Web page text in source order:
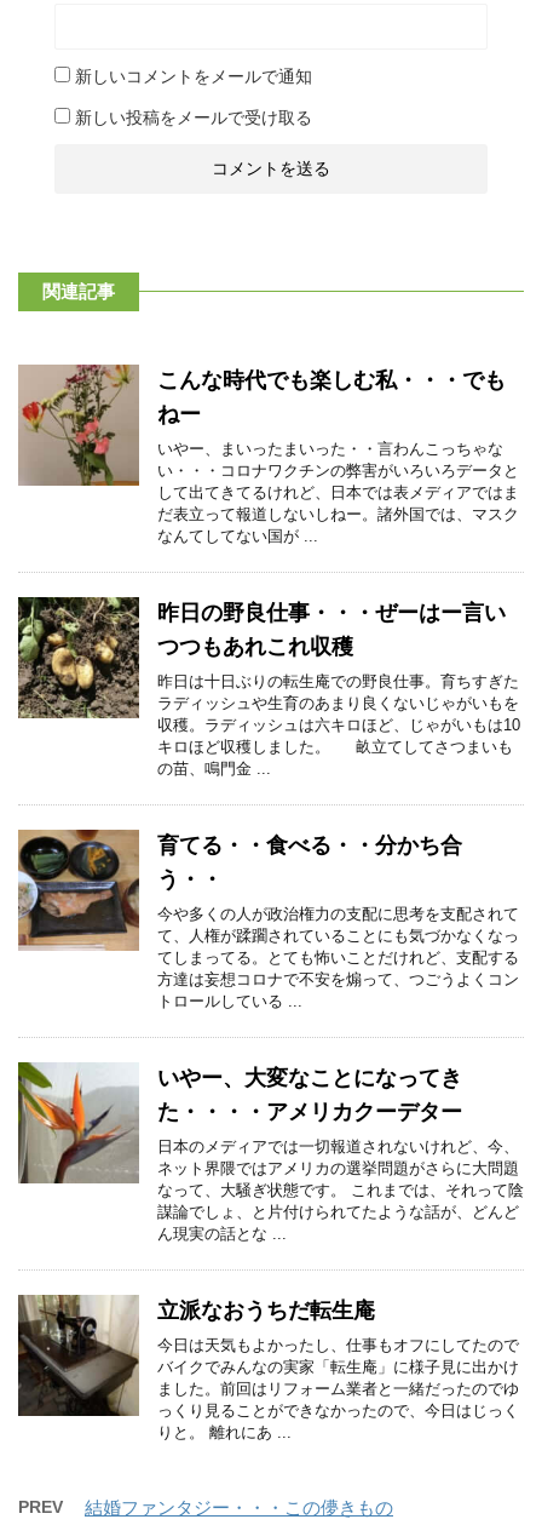
新しいコメントをメールで通知
新しい投稿をメールで受け取る
関連記事
こんな時代でも楽しむ私・・・でも
ねー
いやー、まいったまいった・・言わんこっちゃな
い・・・コロナワクチンの弊害がいろいろデータと
して出てきてるけれど、日本では表メディアではま
だ表立って報道しないしねー。諸外国では、マスク
なんてしてない国が ...
昨日の野良仕事・・・ぜーはー言い
つつもあれこれ収穫
昨日は十日ぶりの転生庵での野良仕事。育ちすぎた
ラディッシュや生育のあまり良くないじゃがいもを
収穫。ラディッシュは六キロほど、じゃがいもは10
キロほど収穫しました。 畝立てしてさつまいも
の苗、鳴門金 ...
育てる・・食べる・・分かち合
う・・
今や多くの人が政治権力の支配に思考を支配されて
て、人権が蹂躙されていることにも気づかなくなっ
てしまってる。とても怖いことだけれど、支配する
方達は妄想コロナで不安を煽って、つごうよくコン
トロールしている ...
いやー、大変なことになってき
た・・・・アメリカクーデター
日本のメディアでは一切報道されないけれど、今、
ネット界隈ではアメリカの選挙問題がさらに大問題
なって、大騒ぎ状態です。 これまでは、それって陰
謀論でしょ、と片付けられてたような話が、どんど
ん現実の話とな ...
立派なおうちだ転生庵
今日は天気もよかったし、仕事もオフにしてたので
バイクでみんなの実家「転生庵」に様子見に出かけ
ました。前回はリフォーム業者と一緒だったのでゆ
っくり見ることができなかったので、今日はじっく
りと。 離れにあ ...
PREV 結婚ファンタジー・・・この儚きもの